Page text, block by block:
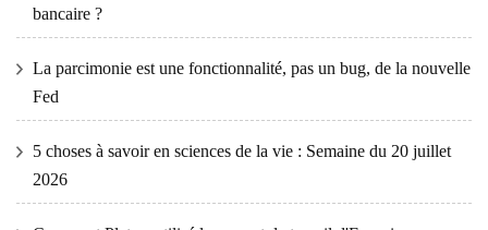
bancaire ?
La parcimonie est une fonctionnalité, pas un bug, de la nouvelle
Fed
5 choses à savoir en sciences de la vie : Semaine du 20 juillet
2026